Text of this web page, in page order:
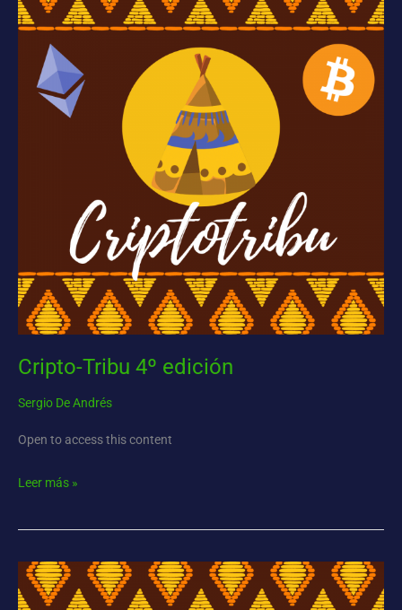
Cripto-Tribu 4º edición
Sergio De Andrés
Open to access this content
Tribu
4º
edición
Leer más »
Cripto-
Tribu